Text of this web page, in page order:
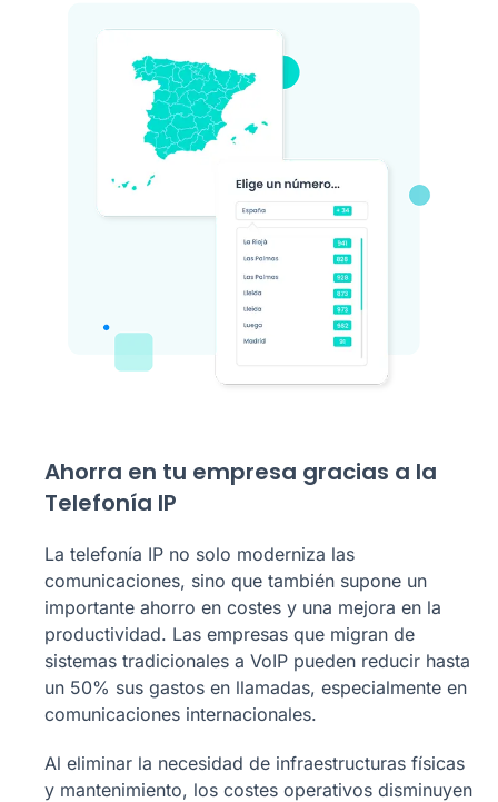
Ahorra en tu empresa gracias a la
Telefonía IP
La telefonía IP no solo moderniza las
comunicaciones, sino que también supone un
importante ahorro en costes y una mejora en la
productividad. Las empresas que migran de
sistemas tradicionales a VoIP pueden reducir hasta
un 50% sus gastos en llamadas, especialmente en
comunicaciones internacionales.
Al eliminar la necesidad de infraestructuras físicas
y mantenimiento, los costes operativos disminuyen